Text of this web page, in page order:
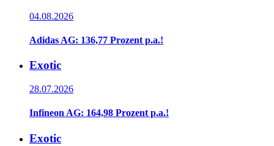
04.08.2026
Adidas AG: 136,77 Prozent p.a.!
Exotic
28.07.2026
Infineon AG: 164,98 Prozent p.a.!
Exotic